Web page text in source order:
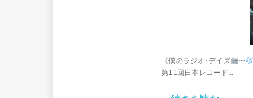
《僕のラジオ･デイズ 〜
第11回日本レコード...